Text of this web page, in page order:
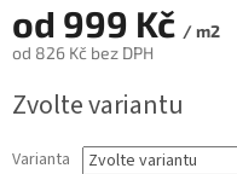
od 999 Kč / m2
od 826 Kč bez DPH
cena:
Zvolte variantu
Varianta